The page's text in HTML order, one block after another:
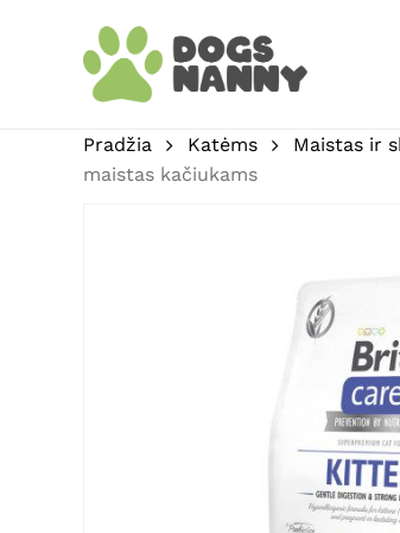
Pradžia Katėms Maistas ir
maistas kačiukams